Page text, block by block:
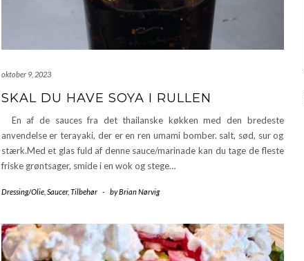
oktober 9, 2023
SKAL DU HAVE SOYA I RULLEN
En af de sauces fra det thailanske køkken med den bredeste
anvendelse er terayaki, der er en ren umami bomber. salt, sød, sur og
stærk.Med et glas fuld af denne sauce/marinade kan du tage de fleste
friske grøntsager, smide i en wok og stege…
Dressing/Olie, Saucer, Tilbehør - byBrian Nørvig